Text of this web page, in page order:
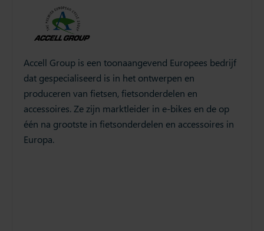
Accell Group is een toonaangevend Europees bedrijf
dat gespecialiseerd is in het ontwerpen en
produceren van fietsen, fietsonderdelen en
accessoires. Ze zijn marktleider in e-bikes en de op
één na grootste in fietsonderdelen en accessoires in
Europa.